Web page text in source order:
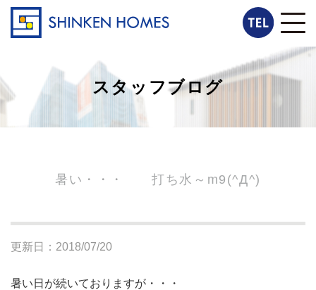
スタッフブログ
暑い・・・ 打ち水～m9(^Д^)
更新日：2018/07/20
暑い日が続いておりますが・・・